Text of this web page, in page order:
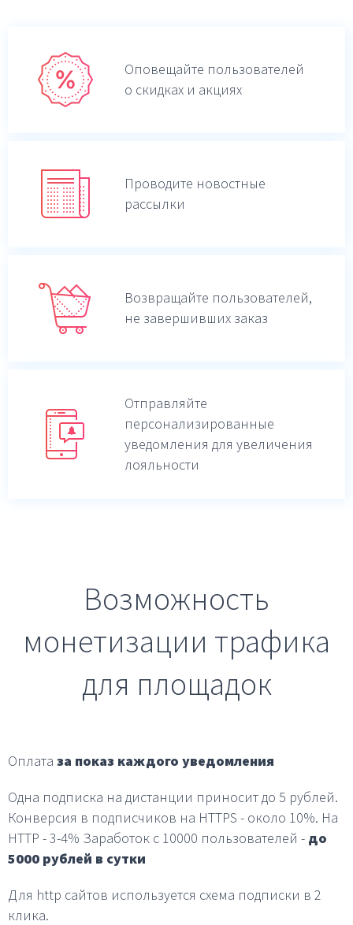
Оповещайте пользователей
о скидках и акциях
Проводите новостные
рассылки
Возвращайте пользователей,
не завершивших заказ
Отправляйте
персонализированные
уведомления для увеличения
лояльности
Возможность
монетизации трафика
для площадок
Оплата за показ каждого уведомления
Одна подписка на дистанции приносит до 5 рублей.
Конверсия в подписчиков на HTTPS - около 10%. На
HTTP - 3-4% Заработок с 10000 пользователей - до
5000 рублей в сутки
Для http сайтов используется схема подписки в 2
клика.